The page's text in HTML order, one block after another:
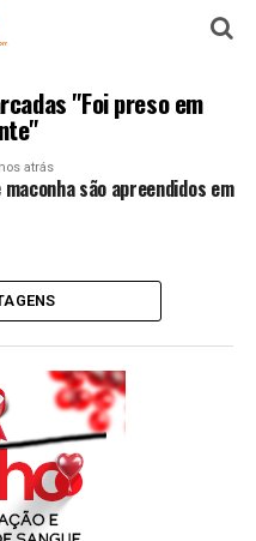
"Foi preso em
atrás
são apreendidos em